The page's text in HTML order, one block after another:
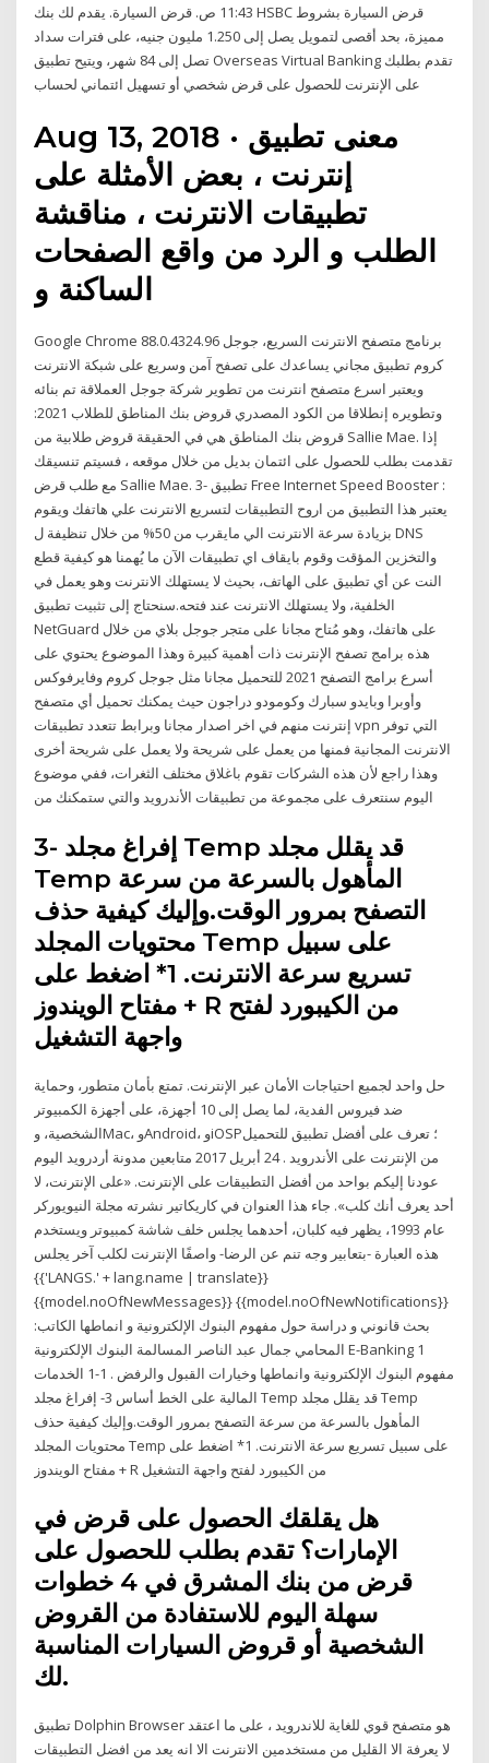
11:43 ص. قرض السيارة. يقدم لك بنك HSBC قرض السيارة بشروط
مميزة، بحد أقصى لتمويل يصل إلى 1.250 مليون جنيه، على فترات سداد
تصل إلى 84 شهر، ويتيح تطبيق Overseas Virtual Banking تقدم بطلبك
على الإنترنت للحصول على قرض شخصي أو تسهيل ائتماني لحساب
Aug 13, 2018 · معنى تطبيق
إنترنت ، بعض الأمثلة على
تطبيقات الانترنت ، مناقشة
الطلب و الرد من واقع الصفحات
الساكنة و
Google Chrome 88.0.4324.96 برنامج متصفح الانترنت السريع، جوجل
كروم تطبيق مجاني يساعدك على تصفح آمن وسريع على شبكة الانترنت
ويعتبر اسرع متصفح انترنت من تطوير شركة جوجل العملاقة تم بنائه
وتطويره إنطلاقا من الكود المصدري قروض بنك المناطق للطلاب 2021:
قروض بنك المناطق هي في الحقيقة قروض طلابية من Sallie Mae. إذا
تقدمت بطلب للحصول على ائتمان بديل من خلال موقعه ، فسيتم تنسيقك
مع طلب قرض Sallie Mae. 3- تطبيق Free Internet Speed Booster :
يعتبر هذا التطبيق من اروح التطبيقات لتسريع الانترنت علي هاتفك ويقوم
بزيادة سرعة الانترنت الي مايقرب من 50% من خلال تنظيفة ل DNS
والتخزين المؤقت وقوم بايقاف اي تطبيقات الآن ما يُهمنا هو كيفية قطع
النت عن أي تطبيق على الهاتف، بحيث لا يستهلك الانترنت وهو يعمل في
الخلفية، ولا يستهلك الانترنت عند فتحه.سنحتاج إلى تثبيت تطبيق
NetGuard على هاتفك، وهو مُتاح مجانا على متجر جوجل بلاي من خلال
هذه برامج تصفح الإنترنت ذات أهمية كبيرة وهذا الموضوع يحتوي على
أسرع برامج التصفح 2021 للتحميل مجانا مثل جوجل كروم وفايرفوكس
وأوبرا وبايدو سبارك وكومودو دراجون حيث يمكنك تحميل أي متصفح
إنترنت منهم في اخر اصدار مجانا وبرابط تتعدد تطبيقات vpn التي توفر
الانترنت المجانية فمنها من يعمل على شريحة ولا يعمل على شريحة أخرى
وهذا راجع لأن هذه الشركات تقوم باغلاق مختلف الثغرات، ففي موضوع
اليوم سنتعرف على مجموعة من تطبيقات الأندرويد والتي ستمكنك من
3- إفراغ مجلد Temp قد يقلل مجلد
Temp المأهول بالسرعة من سرعة
التصفح بمرور الوقت.وإليك كيفية حذف
محتويات المجلد Temp على سبيل
تسريع سرعة الانترنت. 1* اضغط على
مفتاح الويندوز + R من الكيبورد لفتح
واجهة التشغيل
حل واحد لجميع احتياجات الأمان عبر الإنترنت. تمتع بأمان متطور، وحماية
ضد فيروس الفدية، لما يصل إلى 10 أجهزة، على أجهزة الكمبيوتر
الشخصية، وMac، وAndroid، وiOSP؛ تعرف على أفضل تطبيق للتحميل
من الإنترنت على الأندرويد . 24 أبريل 2017 متابعين مدونة أردرويد اليوم
عودنا إليكم بواحد من أفضل التطبيقات على الإنترنت. «على الإنترنت، لا
أحد يعرف أنك كلب». جاء هذا العنوان في كاريكاتير نشرته مجلة النيويوركر
عام 1993، يظهر فيه كلبان، أحدهما يجلس خلف شاشة كمبيوتر ويستخدم
هذه العبارة -بتعابير وجه تنم عن الرضا- واصفًا الإنترنت لكلب آخر يجلس
{{'LANGS.' + lang.name | translate}}
{{model.noOfNewMessages}} {{model.noOfNewNotifications}}
بحث قانوني و دراسة حول مفهوم البنوك الإلكترونية و انماطها الكاتب:
المحامي جمال عبد الناصر المسالمة البنوك الإلكترونية E-Banking 1
مفهوم البنوك الإلكترونية وانماطها وخيارات القبول والرفض . 1-1 الخدمات
المالية على الخط أساس 3- إفراغ مجلد Temp قد يقلل مجلد Temp
المأهول بالسرعة من سرعة التصفح بمرور الوقت.وإليك كيفية حذف
محتويات المجلد Temp على سبيل تسريع سرعة الانترنت. 1* اضغط على
مفتاح الويندوز + R من الكيبورد لفتح واجهة التشغيل
هل يقلقك الحصول على قرض في
الإمارات؟ تقدم بطلب للحصول على
قرض من بنك المشرق في 4 خطوات
سهلة اليوم للاستفادة من القروض
الشخصية أو قروض السيارات المناسبة
لك.
تطبيق Dolphin Browser هو متصفح قوي للغاية للاندرويد ، على ما اعتقد
لا يعرفة الا القليل من مستخدمين الانترنت الا انه يعد من افضل التطبيقات